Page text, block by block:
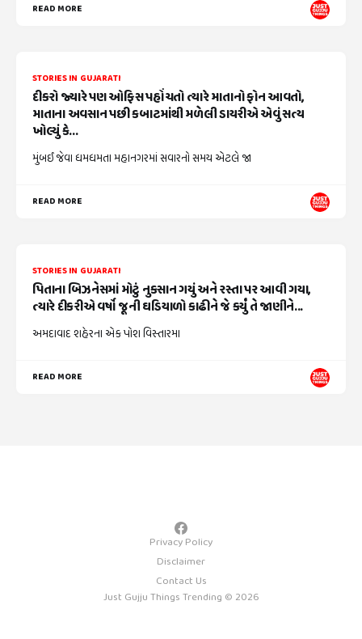
READ MORE
STORIES IN GUJARATI
દીકરો જ્યારે પણ ઓફિસ પહોંચતો ત્યારે માતાનો ફોન આવતો,
માતાના અવસાન પછી કબાટમાંથી મળેલી ડાયરીએ એવું સત્ય
ખોલ્યું કે...
મુંબઈ જેવા ધમધમતા મહાનગરમાં સવારનો સમય એટલે જા
READ MORE
STORIES IN GUJARATI
પિતાના બિઝનેસમાં મોટું નુકસાન ગયું અને રસ્તા પર આવી ગયા,
ત્યારે દીકરીએ વર્ષો જૂની ઘડિયાળો કાઢીને જે કર્યું તે જાણીને...
અમદાવાદ શહેરના એક પોશ વિસ્તારમા
READ MORE
Privacy Policy
Disclaimer
Contact Us
Just Gujju Things Trending © 2026